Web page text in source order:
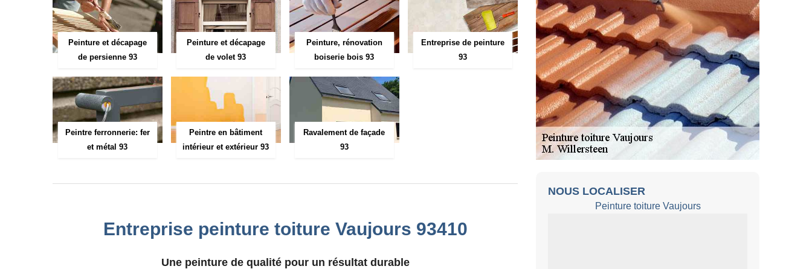
Peinture et décapage
de persienne 93
Peinture et décapage
de volet 93
Peinture, rénovation
boiserie bois 93
Entreprise de peinture
93
Peintre ferronnerie: fer
et métal 93
Peintre en bâtiment
intérieur et extérieur 93
Ravalement de façade
93
Entreprise peinture toiture Vaujours 93410
Une peinture de qualité pour un résultat durable
NOUS LOCALISER
Peinture toiture Vaujours